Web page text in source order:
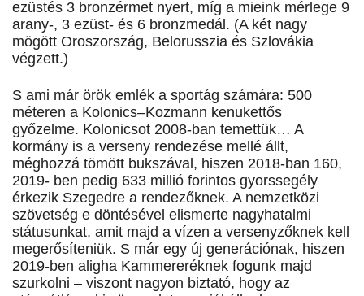
ezüstés 3 bronzérmet nyert, míg a mieink mérlege 9
arany-, 3 ezüst- és 6 bronzmedál. (A két nagy
mögött Oroszország, Belorusszia és Szlovákia
végzett.)
S ami már örök emlék a sportág számára: 500
méteren a Kolonics–Kozmann kenukettős
győzelme. Kolonicsot 2008-ban temettük… A
kormány is a verseny rendezése mellé állt,
méghozzá tömött bukszával, hiszen 2018-ban 160,
2019- ben pedig 633 millió forintos gyorssegély
érkezik Szegedre a rendezőknek. A nemzetközi
szövetség e döntésével elismerte nagyhatalmi
státusunkat, amit majd a vízen a versenyzőknek kell
megerősíteniük. S már egy új generációnak, hiszen
2019-ben aligha Kammereréknek fogunk majd
szurkolni – viszont nagyon biztató, hogy az